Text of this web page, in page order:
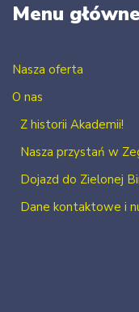
Menu główne
Nasza oferta
O nas
Z historii Akademii!
Nasza przystań w
Dojazd do Zielonej
Dane kontaktowe i